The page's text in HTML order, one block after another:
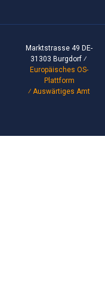
Marktstrasse 49 DE-
31303 Burgdorf ⁄
Europäisches OS-
Plattform
⁄ Auswärtiges Amt